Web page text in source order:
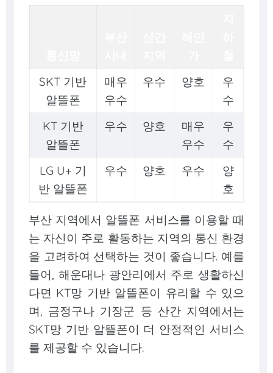
SKT 기반
알뜰폰
매우
우수
우수 양호
우
수
KT 기반
알뜰폰
우수 양호
매우
우수
우
수
LG U+ 기
반 알뜰폰
우수 양호 우수
양
호
부산 지역에서 알뜰폰 서비스를 이용할 때
는 자신이 주로 활동하는 지역의 통신 환경
을 고려하여 선택하는 것이 좋습니다. 예를
들어, 해운대나 광안리에서 주로 생활하신
다면 KT망 기반 알뜰폰이 유리할 수 있으
며, 금정구나 기장군 등 산간 지역에서는
SKT망 기반 알뜰폰이 더 안정적인 서비스
를 제공할 수 있습니다.